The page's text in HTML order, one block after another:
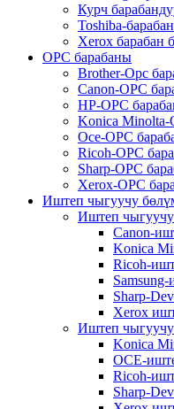
Курч
Toshiba-
Xerox барабан
OPC барабаны
Brother-Opc
Canon-OPC
HP-OPC
Konica Minolta-
Oce-OPC
Ricoh-OPC
Sharp-OPC
Xerox-OPC
Иштеп чыгуучу
Иштеп
Canon-
Konica
Ricoh-
Sharp-
Xerox
Иштеп чыгуучу
Konica
OCE-
Ricoh-
Sharp-